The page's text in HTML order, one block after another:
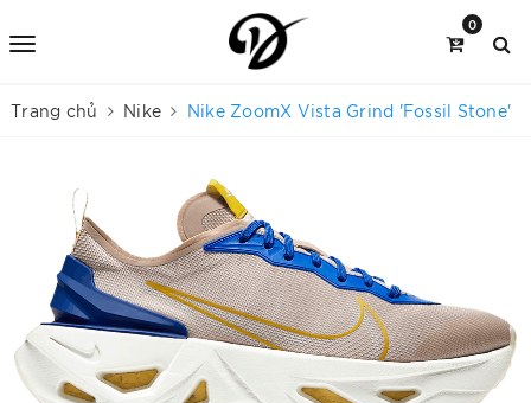
0
Trang chủ Nike Nike ZoomX Vista Grind 'Fossil Stone'